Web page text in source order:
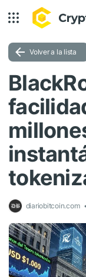
Volver a la lista
diariobitcoin.com